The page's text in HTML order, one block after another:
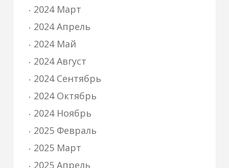
2024 Март
2024 Апрель
2024 Май
2024 Август
2024 Сентябрь
2024 Октябрь
2024 Ноябрь
2025 Февраль
2025 Март
2025 Апрель